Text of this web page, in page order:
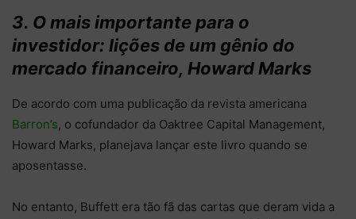
3. O mais importante para o
investidor: lições de um gênio do
mercado financeiro, Howard Marks
De acordo com uma publicação da revista americana
Barron’s, o cofundador da Oaktree Capital Management,
Howard Marks, planejava lançar este livro quando se
aposentasse.
No entanto, Buffett era tão fã das cartas que deram vida a